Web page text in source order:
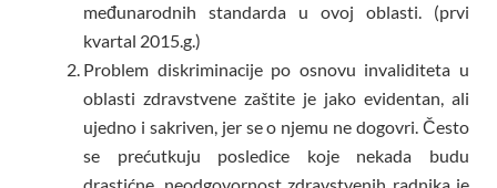
međunarodnih standarda u ovoj oblasti. (prvi
kvartal 2015.g.)
Problem diskriminacije po osnovu invaliditeta u
oblasti zdravstvene zaštite je jako evidentan, ali
ujedno i sakriven, jer se o njemu ne dogovri. Često
se prećutkuju posledice koje nekada budu